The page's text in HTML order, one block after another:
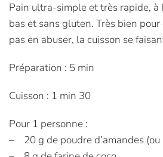
Pain ultra-simple et très rapide, à
bas et sans gluten. Très bien
pas en abuser, la cuisson se
Préparation : 5 min
Cuisson : 1 min 30
Pour 1 personne :
– 20 g de poudre d’amandes (ou